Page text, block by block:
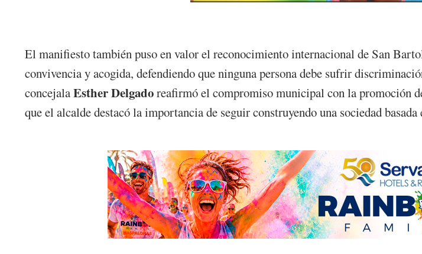
El manifiesto también puso en valor el reconocimiento internacional de San
convivencia y acogida, defendiendo que ninguna persona debe sufrir
concejalaEsther Delgadoreafirmó el compromiso municipal con la promoción
que el alcalde destacó la importancia de seguir construyendo una sociedad